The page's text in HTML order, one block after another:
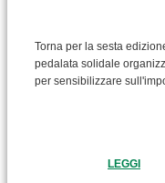
Torna per la sesta
pedalata solidale
per sensibilizzare
LEGGI